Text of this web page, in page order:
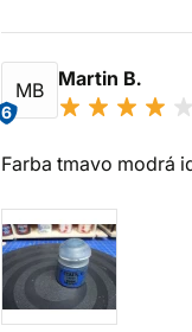
MB
6
Martin B.
Farba tmavo modrá